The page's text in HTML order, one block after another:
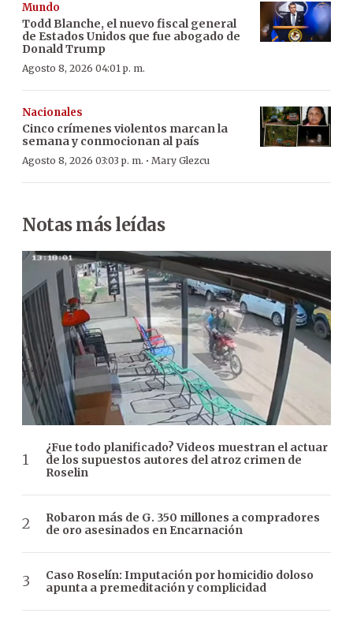
Mundo
Todd Blanche, el nuevo fiscal general
de Estados Unidos que fue abogado de
Donald Trump
Agosto 8, 2026 04:01 p. m.
Nacionales
Cinco crímenes violentos marcan la
semana y conmocionan al país
Agosto 8, 2026 03:03 p. m. · Mary Glezcu
Notas más leídas
¿Fue todo planificado? Videos muestran el actuar
de los supuestos autores del atroz crimen de
Roselin
Robaron más de G. 350 millones a compradores
de oro asesinados en Encarnación
Caso Roselín: Imputación por homicidio doloso
apunta a premeditación y complicidad